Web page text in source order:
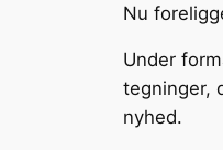
Nu
Under
tegninger,
nyhed.